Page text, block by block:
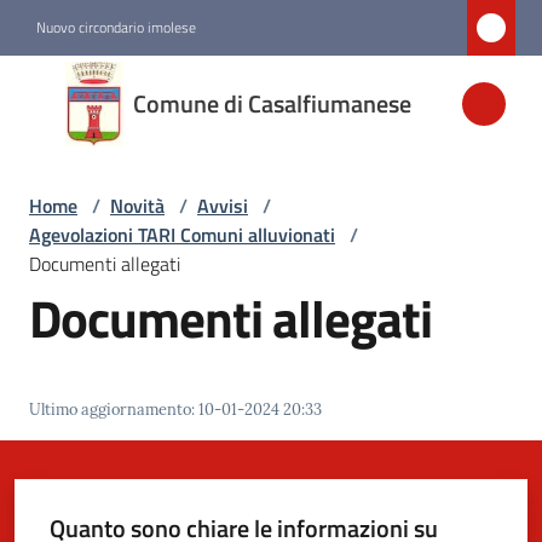
Nuovo circondario imolese
Comune di Casalfiumanese
Comune di
Casalfiumanese
Amministrazione
Menu selezionato
Vivere
Casalfiumanese
Home / Novità / Avvisi /
Agevolazioni TARI Comuni alluvionati /
Documenti allegati
Documenti allegati
Ultimo aggiornamento:10-01-2024 20:33
Quanto sono chiare le informazioni su